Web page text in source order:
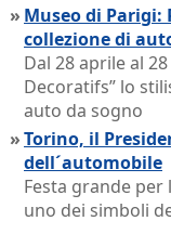
» Museo di Parigi:
collezione di
Dal 28 aprile al
Decoratifs” lo
auto da sogno
»Torino, il
dell´automobile
Festa grande
uno dei simboli